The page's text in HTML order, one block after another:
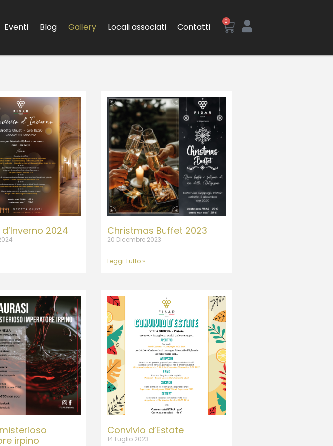
Eventi Blog Gallery Locali associati Contatti
0
2024 Christmas Buffet 2023
20 Dicembre 2023
Leggi Tutto »
irpino
Convivio d’Estate
14 Luglio 2023